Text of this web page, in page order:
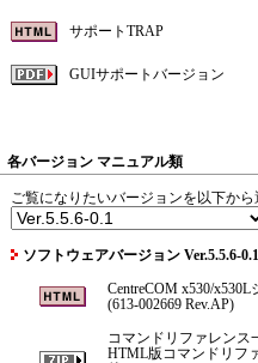
サポートTRAP
GUIサポートバージョン
各バージョン マニュアル類
ご覧になりたいバージョンを以下か
ソフトウェアバージョン Ver.5.5.6-
CentreCOM x530/
(613-002669 Rev.AP)
コマンドリファレンス
HTML版コマンドリフ